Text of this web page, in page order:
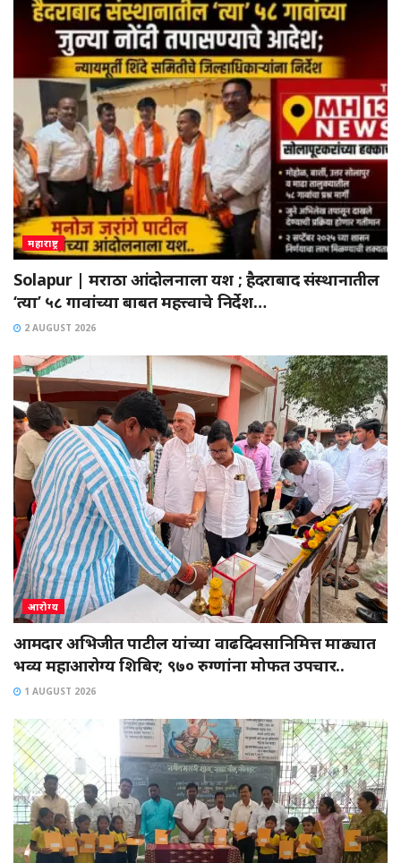
महाराष्ट्र
Solapur | मराठा आंदोलनाला यश ; हैदराबाद संस्थानातील
‘त्या’ ५८ गावांच्या बाबत महत्त्वाचे निर्देश…
2 AUGUST 2026
आरोग्य
आमदार अभिजीत पाटील यांच्या वाढदिवसानिमित्त माढ्यात
भव्य महाआरोग्य शिबिर; ९७० रुग्णांना मोफत उपचार..
1 AUGUST 2026